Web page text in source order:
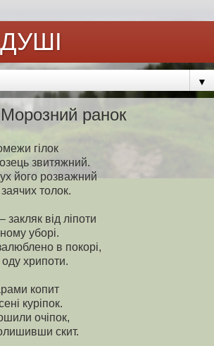
▼
ранок
гілок
звитяжний.
його розважний
толок.
від ліпоти
уборі.
в покорі,
хрипоти.
копит
куріпок.
очіпок,
скит.